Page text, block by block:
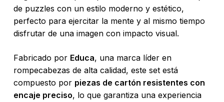
de puzzles con un estilo moderno y estético,
perfecto para ejercitar la mente y al mismo tiempo
disfrutar de una imagen con impacto visual.
Fabricado por Educa, una marca líder en
rompecabezas de alta calidad, este set está
compuesto por piezas de cartón resistentes con
encaje preciso, lo que garantiza una experiencia